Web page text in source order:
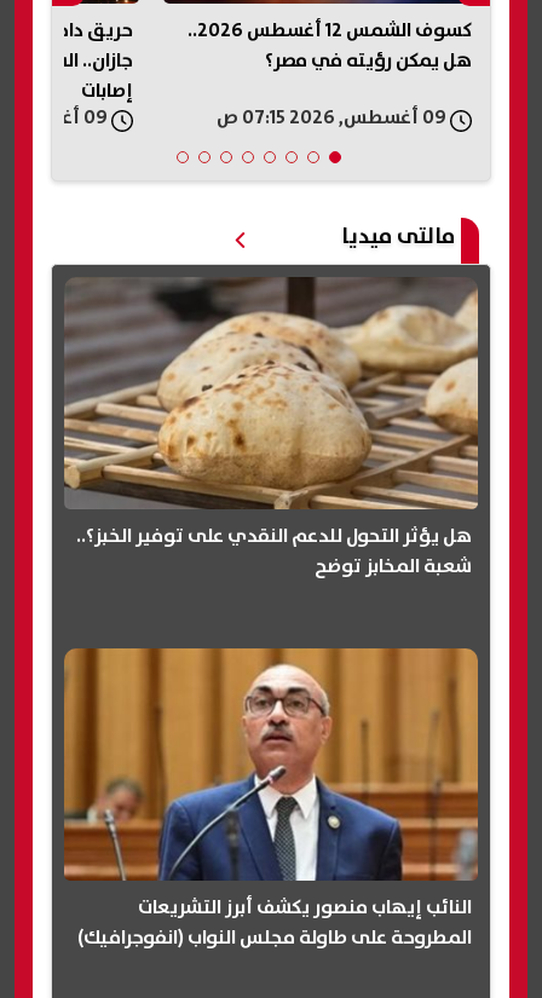
كسوف الشمس 12 أغسطس 2026..
هل يمكن رؤيته في مصر؟
حريق داخل
جازان.. السيطرة
إصابات
مالتى ميديا
هل يؤثر التحول للدعم النقدي على توفير الخبز؟..
شعبة المخابز توضح
النائب إيهاب منصور يكشف أبرز التشريعات
المطروحة على طاولة مجلس النواب (انفوجرافيك)